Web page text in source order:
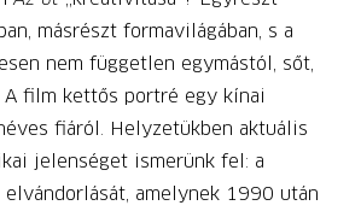
más­részt formavilágában, s a
nem független egymástól, sőt,
A film kettős portré egy kínai
fiáról. Helyzetükben aktuális
jelenséget ismerünk fel: a
elvándorlását, amelynek 1990 után